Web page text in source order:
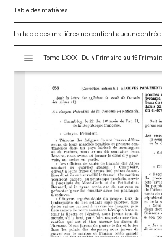
Table des matières
La table des matières ne contient aucune entrée.
s